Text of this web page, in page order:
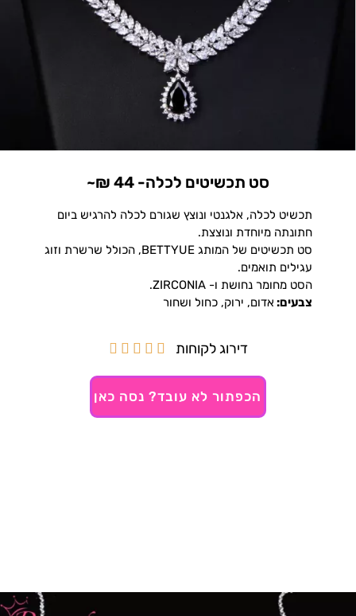
סט תכשיטים לכלה- 44 ₪~
תכשיט לכלה, אלגנטי ונוצץ שגורם לכלה להרגיש ביום
חתונתה מיוחדת ונוצצת.
סט תכשיטים של המותג BETTYUE, הכולל שרשרת וזוג
עגילים תואמים.
הסט מחומר נחושת ו- ZIRCONIA.
צבעים: אדום, ירוק, כחול ושחור
דירוג לקוחות 




הכפתור לא עובד? נסה כאן